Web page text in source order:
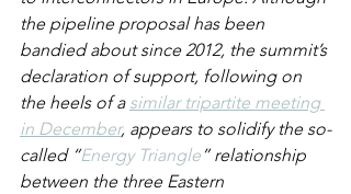
the pipeline proposal has been
bandied about since 2012, the summit’s
declaration of support, following on
the heels of a similar tripartite meeting
in December, appears to solidify the so-
called “Energy Triangle” relationship
between the three Eastern